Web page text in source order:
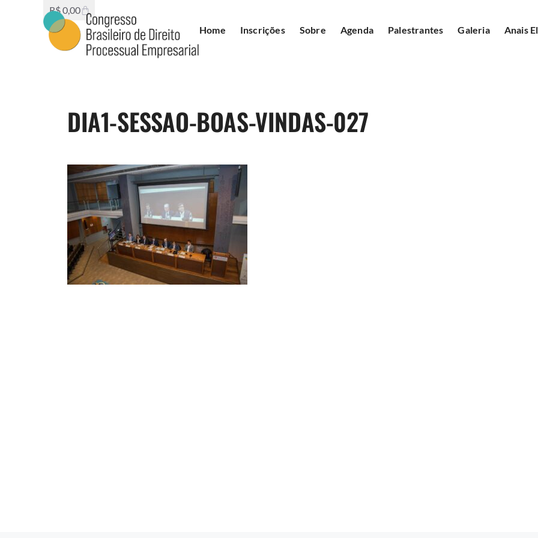
R$0,00
Home
Inscrições Sobre Agenda Palestrantes Galeria Anais
DIA1-SESSAO-BOAS-VINDAS-027